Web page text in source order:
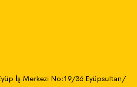
İş Merkezi No:19/36 Eyüpsultan/